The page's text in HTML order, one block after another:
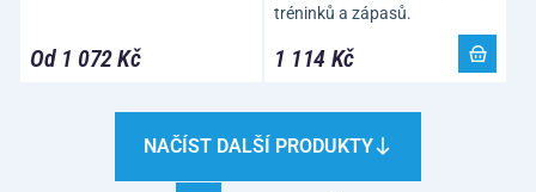
Od 1 072 Kč
tréninků a zápasů.
1 114 Kč
NAČÍST DALŠÍ PRODUKTY